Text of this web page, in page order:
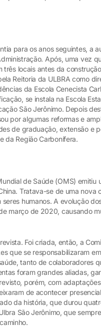
para os anos seguintes, a
Após, uma vez
três locais antes da
Reitoria da ULBRA como
da Escola Cenecista
se instala na Escola
São Jerônimo. Depois
por algumas reformas e
de graduação, extensão e
da Região Carbonífera.
de Saúde (OMS) emitiu
Tratava-se de uma nova
humanos. A evolução
março de 2020, causando
Foi criada, então, a
que se responsabilizaram
tanto de colaboradores
foram grandes aliadas,
porém, com
de acontecer
da história, que durou
São Jerônimo, que